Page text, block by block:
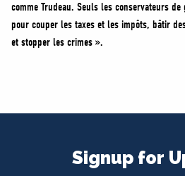
comme Trudeau. Seuls les conservateurs
pour couper les taxes et les impôts, bâtir
et stopper les crimes ».
Signup for